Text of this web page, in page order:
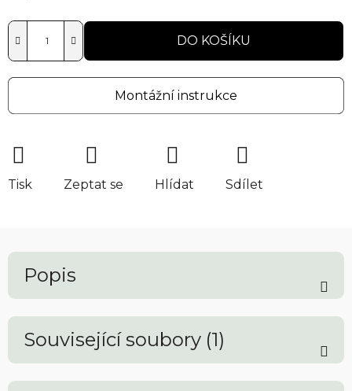
DO KOŠÍKU
Montážní instrukce
Tisk Zeptat se Hlídat Sdílet
Popis
Související soubory (1)